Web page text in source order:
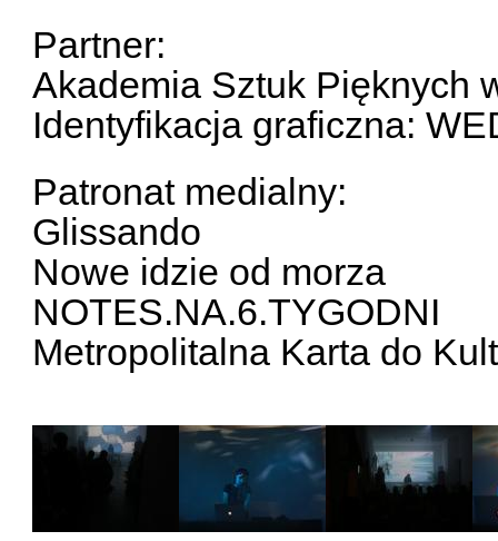
Partner:
Akademia Sztuk Pięknych
Identyfikacja graficzna:
Patronat medialny:
Glissando
Nowe idzie od morza
NOTES.NA.6.TYGODNI
Metropolitalna Karta do